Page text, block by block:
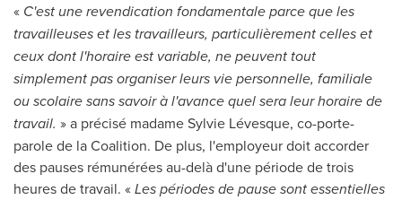
« C'est une revendication fondamentale parce que les
travailleuses et les travailleurs, particulièrement celles et
ceux dont l'horaire est variable, ne peuvent tout
simplement pas organiser leurs vie personnelle, familiale
ou scolaire sans savoir à l'avance quel sera leur horaire de
travail. » a précisé madame Sylvie Lévesque, co-porte-
parole de la Coalition. De plus, l'employeur doit accorder
des pauses rémunérées au-delà d'une période de trois
heures de travail. «Les périodes de pause sont essentielles